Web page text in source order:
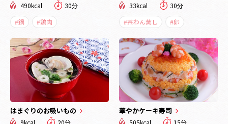
490kcal
30分
#鍋
#鶏肉
33kcal
30分
#茶わん蒸し
#卵
はまぐりのお吸いもの
9kcal
20分
華やかケーキ寿司
505kcal
15分